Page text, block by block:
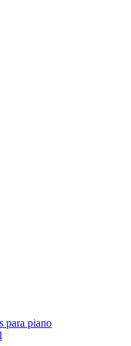
para piano